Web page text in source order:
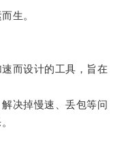
生。
而设计的工具，旨在
决掉慢速、丢包等问